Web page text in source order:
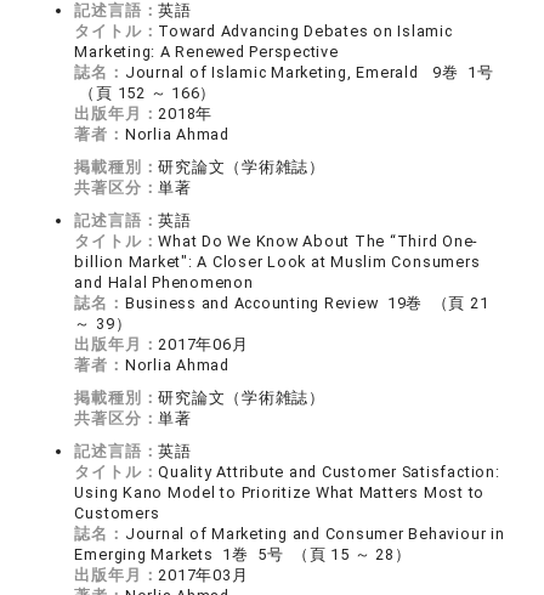
記述言語：英語
タイトル： Toward Advancing Debates on Islamic
Marketing: A Renewed Perspective
誌名： Journal of Islamic Marketing, Emerald 9巻 1号
（頁 152 ～ 166）
出版年月：2018年
著者： Norlia Ahmad
掲載種別：研究論文（学術雑誌）
共著区分：単著
記述言語：英語
タイトル：What Do We Know About The “Third One-
billion Market": A Closer Look at Muslim Consumers
and Halal Phenomenon
誌名： Business and Accounting Review 19巻 （頁 21
～ 39）
出版年月：2017年06月
著者： Norlia Ahmad
掲載種別：研究論文（学術雑誌）
共著区分：単著
記述言語：英語
タイトル：Quality Attribute and Customer Satisfaction:
Using Kano Model to Prioritize What Matters Most to
Customers
誌名： Journal of Marketing and Consumer Behaviour in
Emerging Markets 1巻 5号 （頁 15 ～ 28）
出版年月：2017年03月